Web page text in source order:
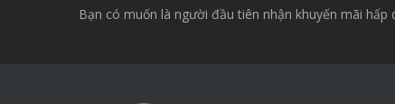
Bạn có muốn là người đầu tiên nhận khuyến mãi hấp